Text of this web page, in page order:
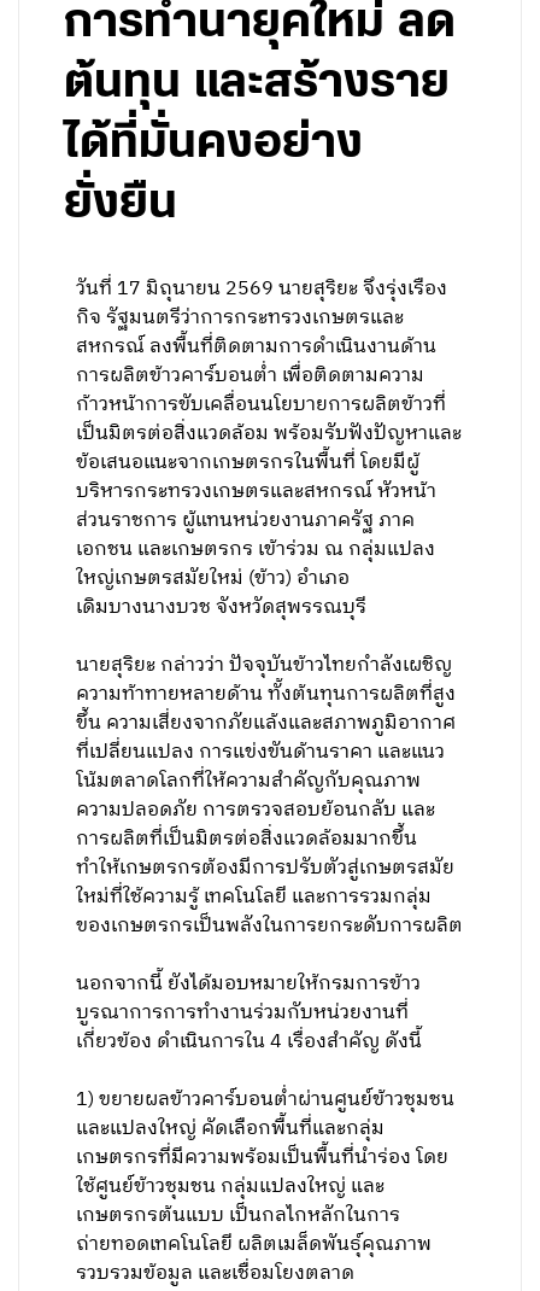
การทำนายุคใหม่ ลด
ต้นทุน และสร้างราย
ได้ที่มั่นคงอย่าง
ยั่งยืน
วันที่ 17 มิถุนายน 2569 นายสุริยะ จึงรุ่งเรือง
กิจ รัฐมนตรีว่าการกระทรวงเกษตรและ
สหกรณ์ ลงพื้นที่ติดตามการดำเนินงานด้าน
การผลิตข้าวคาร์บอนต่ำ เพื่อติดตามความ
ก้าวหน้าการขับเคลื่อนนโยบายการผลิตข้าวที่
เป็นมิตรต่อสิ่งแวดล้อม พร้อมรับฟังปัญหาและ
ข้อเสนอแนะจากเกษตรกรในพื้นที่ โดยมีผู้
บริหารกระทรวงเกษตรและสหกรณ์ หัวหน้า
ส่วนราชการ ผู้แทนหน่วยงานภาครัฐ ภาค
เอกชน และเกษตรกร เข้าร่วม ณ กลุ่มแปลง
ใหญ่เกษตรสมัยใหม่ (ข้าว) อำเภอ
เดิมบางนางบวช จังหวัดสุพรรณบุรี
นายสุริยะ กล่าวว่า ปัจจุบันข้าวไทยกำลังเผชิญ
ความท้าทายหลายด้าน ทั้งต้นทุนการผลิตที่สูง
ขึ้น ความเสี่ยงจากภัยแล้งและสภาพภูมิอากาศ
ที่เปลี่ยนแปลง การแข่งขันด้านราคา และแนว
โน้มตลาดโลกที่ให้ความสำคัญกับคุณภาพ
ความปลอดภัย การตรวจสอบย้อนกลับ และ
การผลิตที่เป็นมิตรต่อสิ่งแวดล้อมมากขึ้น
ทำให้เกษตรกรต้องมีการปรับตัวสู่เกษตรสมัย
ใหม่ที่ใช้ความรู้ เทคโนโลยี และการรวมกลุ่ม
ของเกษตรกรเป็นพลังในการยกระดับการผลิต
นอกจากนี้ ยังได้มอบหมายให้กรมการข้าว
บูรณาการการทำงานร่วมกับหน่วยงานที่
เกี่ยวข้อง ดำเนินการใน 4 เรื่องสำคัญ ดังนี้
1) ขยายผลข้าวคาร์บอนต่ำผ่านศูนย์ข้าวชุมชน
และแปลงใหญ่ คัดเลือกพื้นที่และกลุ่ม
เกษตรกรที่มีความพร้อมเป็นพื้นที่นำร่อง โดย
ใช้ศูนย์ข้าวชุมชน กลุ่มแปลงใหญ่ และ
เกษตรกรต้นแบบ เป็นกลไกหลักในการ
ถ่ายทอดเทคโนโลยี ผลิตเมล็ดพันธุ์คุณภาพ
รวบรวมข้อมูล และเชื่อมโยงตลาด